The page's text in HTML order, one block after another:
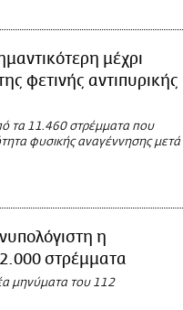
μέχρι
φετινής αντιπυρικής
τα 11.460 στρέμματα που
φυσικής αναγέννησης μετά
η
στρέμματα
μηνύματα του 112